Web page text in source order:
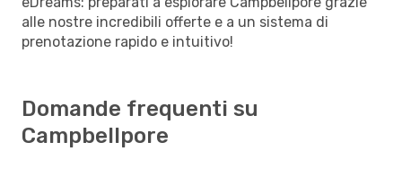
alle nostre incredibili offerte e a un sistema di
prenotazione rapido e intuitivo!
Domande frequenti su
Campbellpore